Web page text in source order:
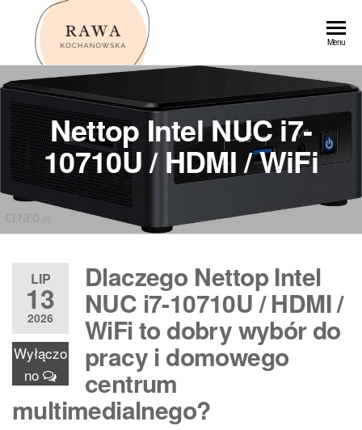
Przejdź
Menu
Nettop Intel NUC i7-
10710U / HDMI / WiFi
LIP
13
2026
Wyłączo
no
Dlaczego Nettop Intel
NUC i7-10710U / HDMI /
WiFi to dobry wybór do
pracy i domowego
centrum
multimedialnego?